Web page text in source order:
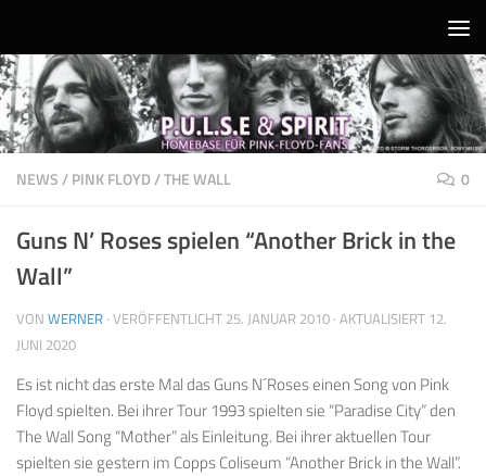
NEWS/PINK FLOYD/THE WALL 0
Guns N’ Roses spielen “Another Brick in the
Wall”
VON WERNER · VERÖFFENTLICHT 25. JANUAR 2010 · AKTUALISIERT 12.
JUNI 2020
Es ist nicht das erste Mal das Guns N´Roses einen Song von Pink
Floyd spielten. Bei ihrer Tour 1993 spielten sie “Paradise City” den
The Wall Song “Mother” als Einleitung. Bei ihrer aktuellen Tour
spielten sie gestern im Copps Coliseum “Another Brick in the Wall”.